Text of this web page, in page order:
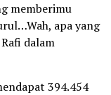
memberimu
apa yang
dalam
394.454